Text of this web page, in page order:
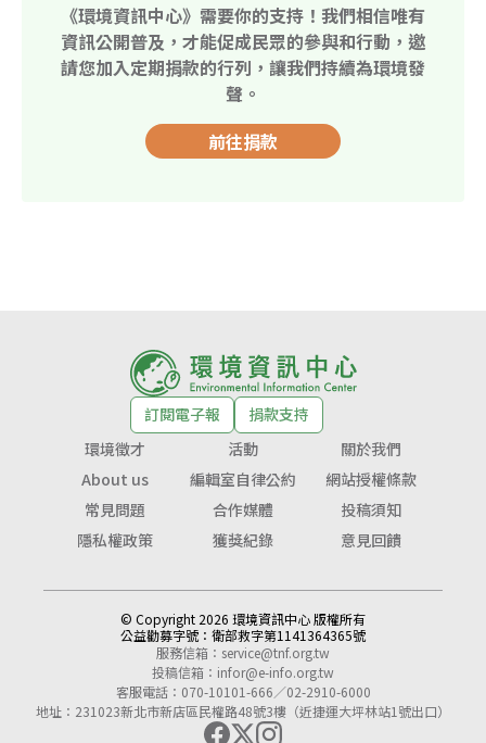
《環境資訊中心》需要你的支持！我們相信唯有
資訊公開普及，才能促成民眾的參與和行動，邀
請您加入定期捐款的行列，讓我們持續為環境發
聲。
前往捐款
訂閱電子報
捐款支持
環境徵才
活動
關於我們
About us
編輯室自律公約
網站授權條款
常見問題
合作媒體
投稿須知
隱私權政策
獲獎紀錄 意見回饋
© Copyright 2026 環境資訊中心 版權所有
公益勸募字號： 衛部救字第1141364365號
服務信箱： service@tnf.org.tw
投稿信箱： infor@e-info.org.tw
客服電話：070-10101-666／02-2910-6000
地址：231023新北市新店區民權路48號3樓（近捷運大坪林站1號出口）